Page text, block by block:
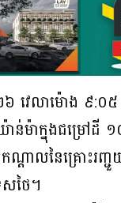
េលាម៉ោង ៩:០៥
ន់ម៉ាក្នុងជម្រៅដី
ណ្តាលនៃគ្រោះ
សថៃ។